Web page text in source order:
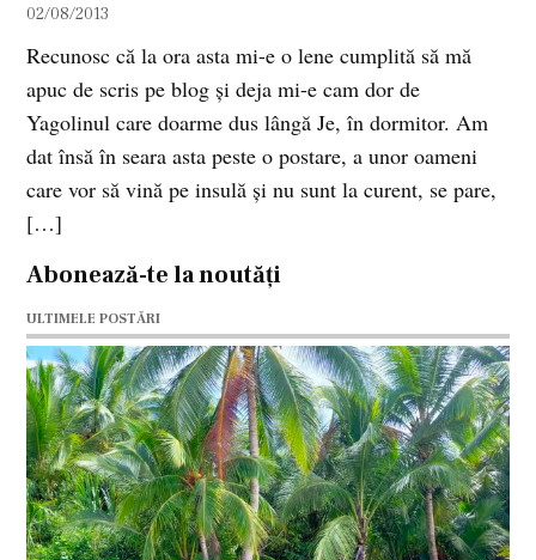
02/08/2013
Recunosc că la ora asta mi-e o lene cumplită să mă
apuc de scris pe blog și deja mi-e cam dor de
Yagolinul care doarme dus lângă Je, în dormitor. Am
dat însă în seara asta peste o postare, a unor oameni
care vor să vină pe insulă și nu sunt la curent, se pare,
[…]
Abonează-te la noutăți
ULTIMELE POSTĂRI